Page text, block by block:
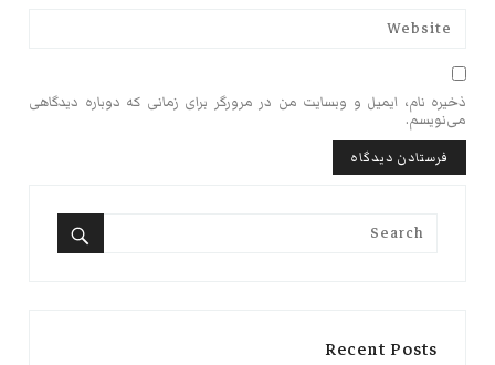
ذخیره نام، ایمیل و وبسایت من در مرورگر برای زمانی که دوباره دیدگاهی
می‌نویسم.
Search
Recent Posts